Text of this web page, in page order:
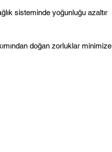
sisteminde yoğunluğu azaltır
doğan zorluklar minimize